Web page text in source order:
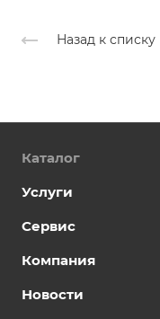
Назад к списку
Каталог
Услуги
Сервис
Компания
Новости